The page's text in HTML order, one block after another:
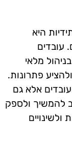
היא
מלאי
פתרונות.
אלא גם
להמשיך ולספק